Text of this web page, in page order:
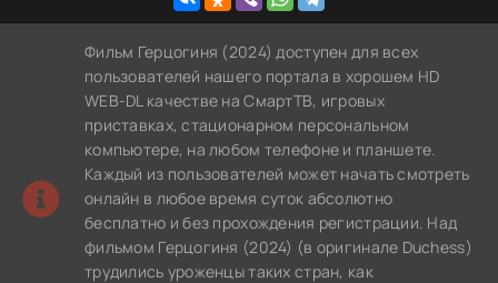
Фильм Герцогиня (2024) доступен для всех
пользователей нашего портала в хорошем HD
WEB-DL качестве на СмартТВ, игровых
приставках, стационарном персональном
компьютере, на любом телефоне и планшете.
Каждый из пользователей может начать смотреть
онлайн в любое время суток абсолютно
бесплатно и без прохождения регистрации. Над
фильмом Герцогиня (2024) (в оригинале Duchess)
трудились уроженцы таких стран, как